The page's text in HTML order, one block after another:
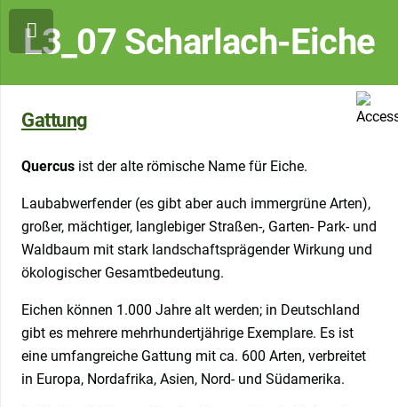
L3_07 Scharlach-Eiche
Gattung
Quercus ist der alte römische Name für Eiche.
Laubabwerfender (es gibt aber auch immergrüne Arten),
großer, mächtiger, langlebiger Straßen-, Garten- Park- und
Waldbaum mit stark landschaftsprägender Wirkung und
ökologischer Gesamtbedeutung.
Eichen können 1.000 Jahre alt werden; in Deutschland
gibt es mehrere mehrhundertjährige Exemplare. Es ist
eine umfangreiche Gattung mit ca. 600 Arten, verbreitet
in Europa, Nordafrika, Asien, Nord- und Südamerika.